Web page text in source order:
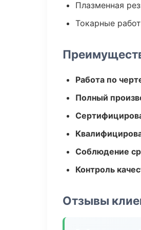
Плазменная
Токарные
Работа по
Полный
Соблюдение
Контроль
Отзывы